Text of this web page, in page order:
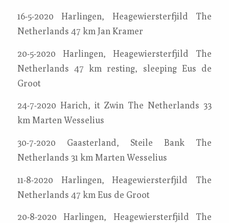
16-5-2020 Harlingen, Heagewiersterfjild The
Netherlands 47 km Jan Kramer
20-5-2020 Harlingen, Heagewiersterfjild The
Netherlands 47 km resting, sleeping Eus de
Groot
24-7-2020 Harich, it Zwin The Netherlands 33
km Marten Wesselius
30-7-2020 Gaasterland, Steile Bank The
Netherlands 31 km Marten Wesselius
11-8-2020 Harlingen, Heagewiersterfjild The
Netherlands 47 km Eus de Groot
20-8-2020 Harlingen, Heagewiersterfjild The